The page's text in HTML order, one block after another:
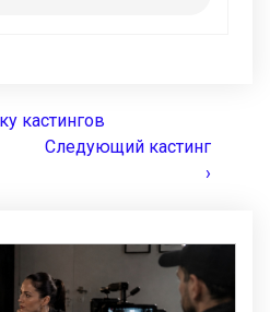
кастингов
Следующий кастинг
›